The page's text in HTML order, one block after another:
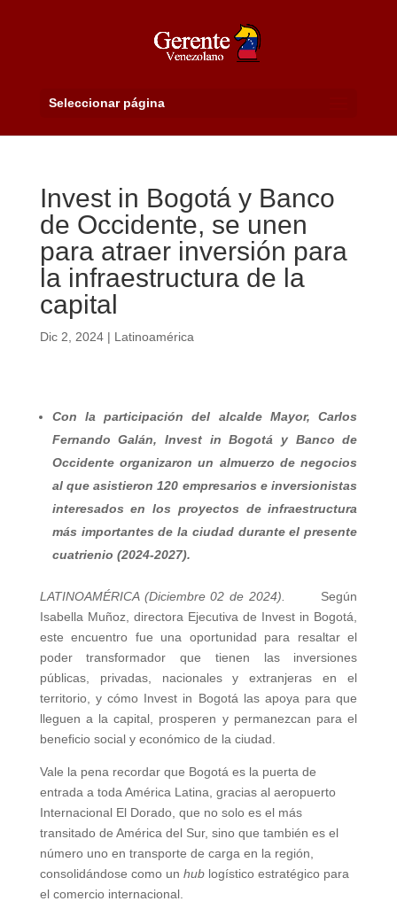
Seleccionar página
Invest in Bogotá y Banco
de Occidente, se unen
para atraer inversión para
la infraestructura de la
capital
Dic 2, 2024| Latinoamérica
Con la participación del alcalde Mayor, Carlos
Fernando Galán, Invest in Bogotá y Banco de
Occidente organizaron un almuerzo de negocios
al que asistieron 120 empresarios e inversionistas
interesados en los proyectos de infraestructura
más importantes de la ciudad durante el presente
cuatrienio (2024-2027).
LATINOAMÉRICA (Diciembre 02 de 2024). Según
Isabella Muñoz, directora Ejecutiva de Invest in Bogotá,
este encuentro fue una oportunidad para resaltar el
poder transformador que tienen las inversiones
públicas, privadas, nacionales y extranjeras en el
territorio, y cómo Invest in Bogotá las apoya para que
lleguen a la capital, prosperen y permanezcan para el
beneficio social y económico de la ciudad.
Vale la pena recordar que Bogotá es la puerta de
entrada a toda América Latina, gracias al aeropuerto
Internacional El Dorado, que no solo es el más
transitado de América del Sur, sino que también es el
número uno en transporte de carga en la región,
consolidándose como un hublogístico estratégico para
el comercio internacional.